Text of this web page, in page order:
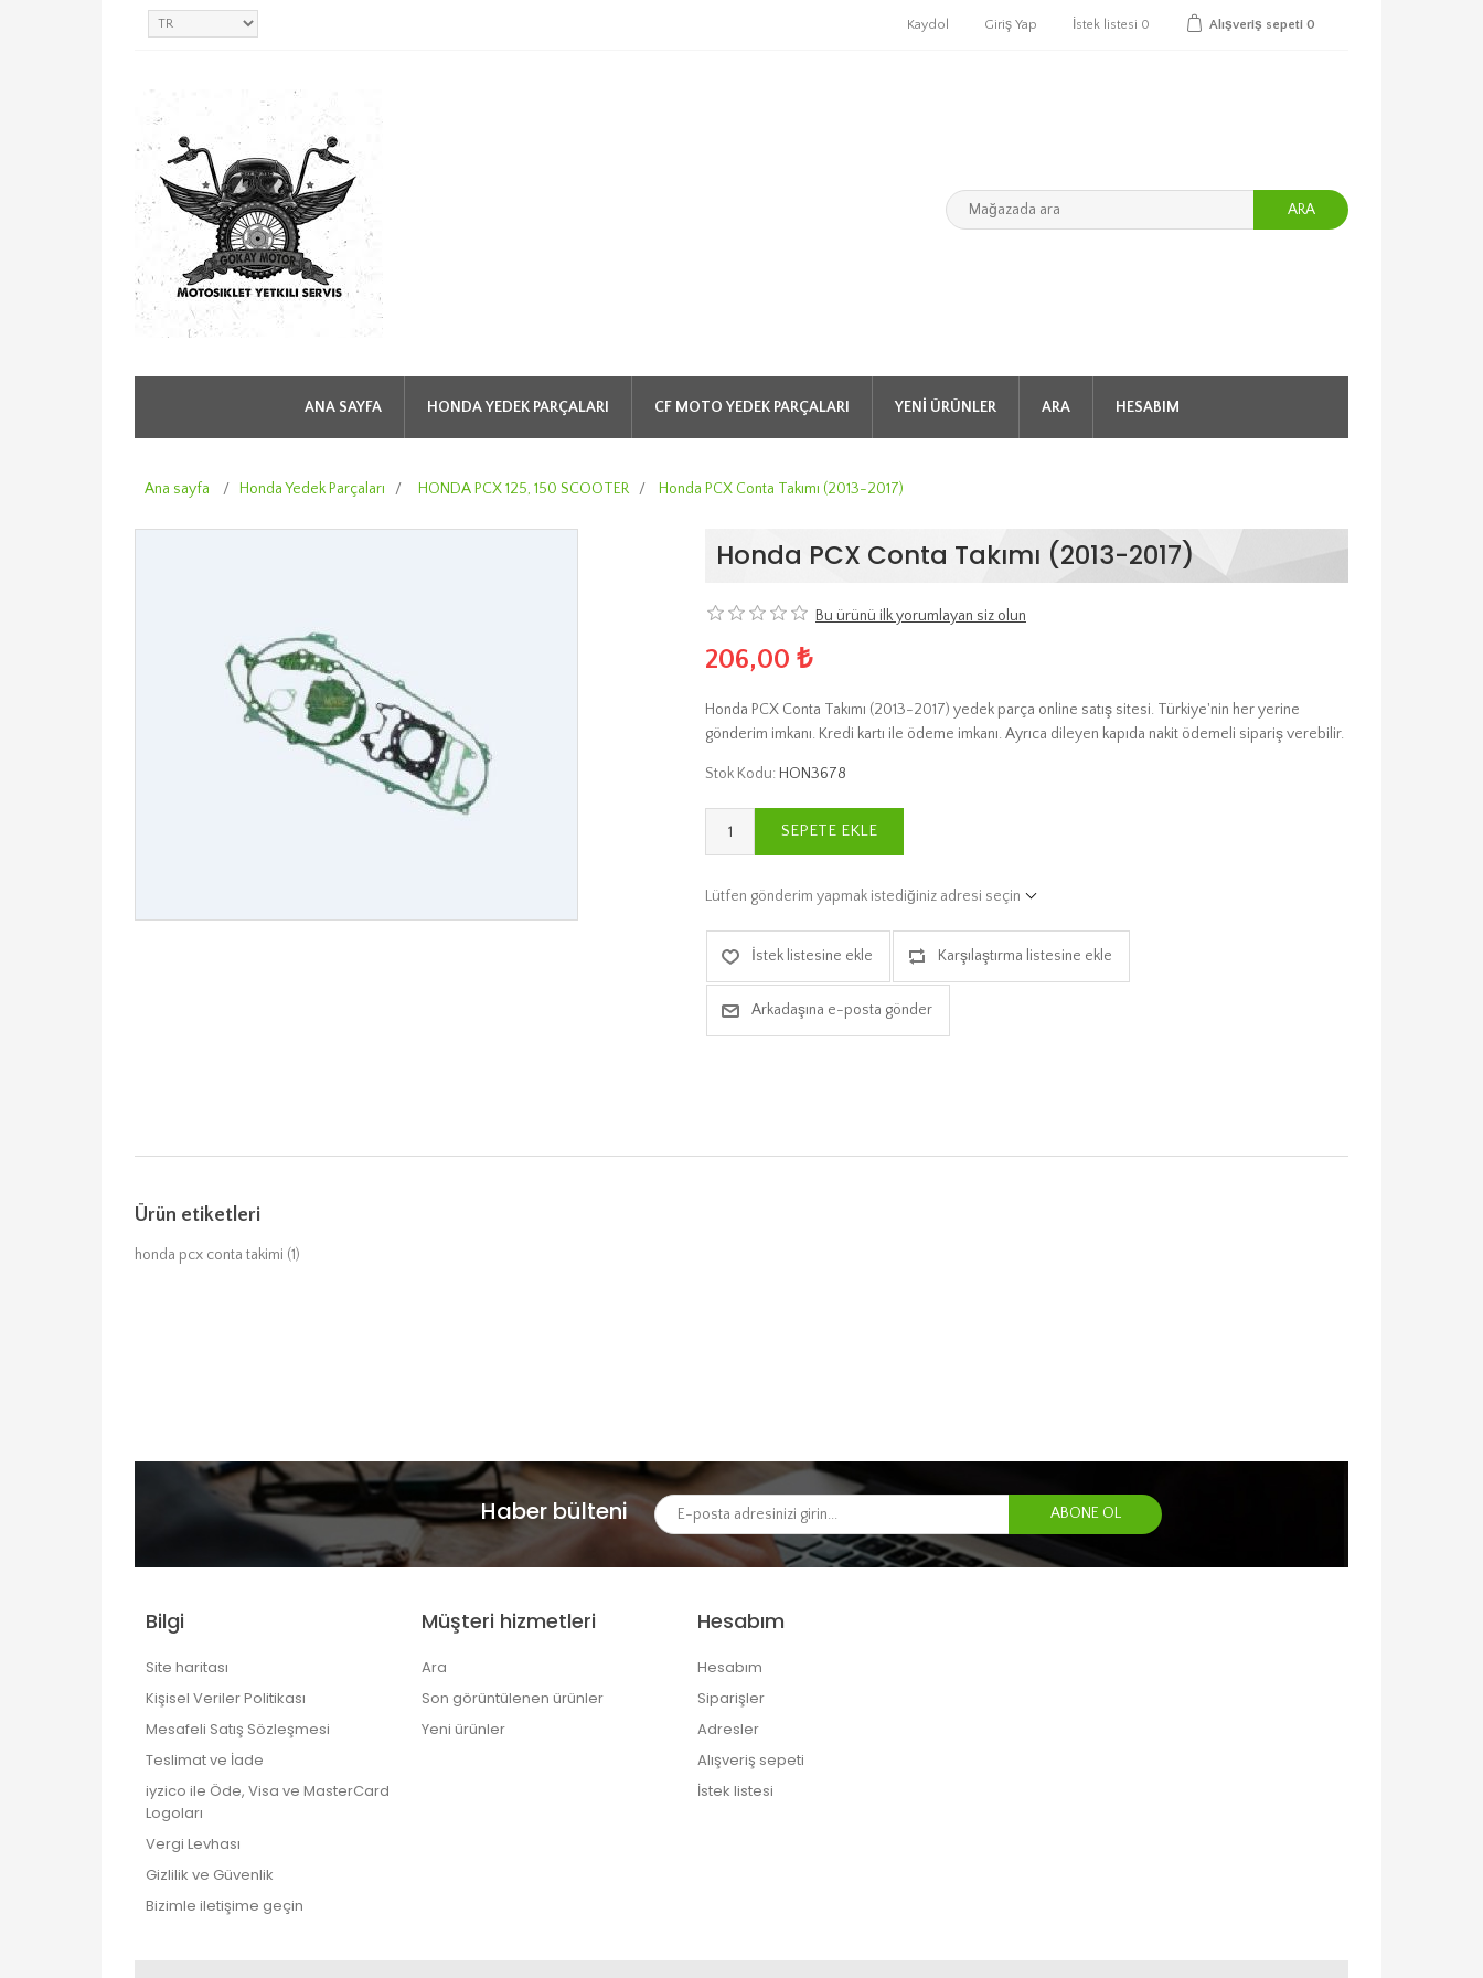
Kaydol Giriş Yap İstek listesi 0 Alışveriş sepeti 0
ARA
ANA SAYFA HONDA YEDEK PARÇALARI CF MOTO YEDEK PARÇALARI YENI ÜRÜNLER ARA HESABIM
Ana sayfa / Honda Yedek Parçaları / HONDA PCX 125, 150 SCOOTER / Honda PCX Conta Takımı (2013-2017)
Honda PCX Conta Takımı (2013-2017)
Bu ürünü ilk yorumlayan siz olun
206,00 ₺
Honda PCX Conta Takımı (2013-2017) yedek parça online satış sitesi. Türkiye'nin her yerine
gönderim imkanı. Kredi kartı ile ödeme imkanı. Ayrıca dileyen kapıda nakit ödemeli sipariş verebilir.
Stok Kodu: HON3678
SEPETE EKLE
Lütfen gönderim yapmak istediğiniz adresi seçin
İstek listesine ekle Karşılaştırma listesine ekle
Arkadaşına e-posta gönder
Ürün etiketleri
honda pcx conta takimi (1)
Haber bülteni
Bilgi
Site haritası
Kişisel Veriler Politikası
Mesafeli Satış Sözleşmesi
Teslimat ve İade
iyzico ile Öde, Visa ve MasterCard
Logoları
Vergi Levhası
Gizlilik ve Güvenlik
Bizimle iletişime geçin
Müşteri hizmetleri
Ara
Son görüntülenen ürünler
Yeni ürünler
Hesabım
Hesabım
Siparişler
Adresler
Alışveriş sepeti
İstek listesi